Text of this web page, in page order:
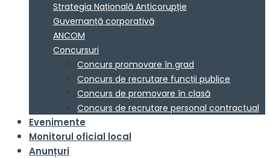
Strategia Națională Anticorupție
Guvernanță corporativă
ANCOM
Concursuri
Concurs promovare în grad
Concurs de recrutare funcții publice
Concurs de promovare în clasă
Concurs de recrutare personal contractual
Evenimente
Monitorul oficial local
Anunțuri